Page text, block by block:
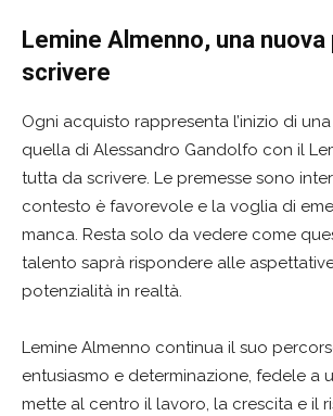
Lemine Almenno, una nuova
scrivere
Ogni acquisto rappresenta l’inizio di
quella di Alessandro Gandolfo con il
tutta da scrivere. Le premesse sono
contesto è favorevole e la voglia di
manca. Resta solo da vedere come
talento saprà rispondere alle
potenzialità in realtà.
Lemine Almenno continua il suo
entusiasmo e determinazione, fedele a
mette al centro il lavoro, la crescita e il